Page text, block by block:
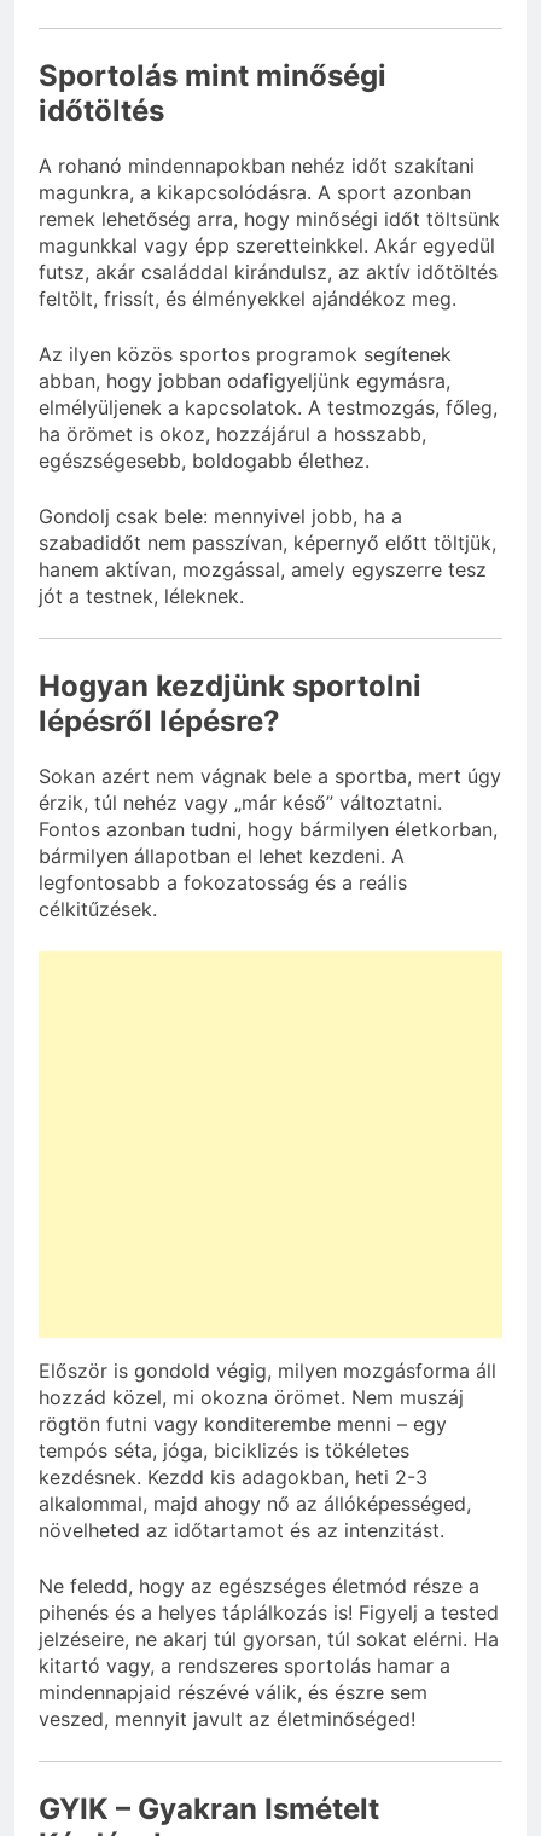
Sportolás mint minőségi
időtöltés
A rohanó mindennapokban nehéz időt szakítani
magunkra, a kikapcsolódásra. A sport azonban
remek lehetőség arra, hogy minőségi időt töltsünk
magunkkal vagy épp szeretteinkkel. Akár egyedül
futsz, akár családdal kirándulsz, az aktív időtöltés
feltölt, frissít, és élményekkel ajándékoz meg.
Az ilyen közös sportos programok segítenek
abban, hogy jobban odafigyeljünk egymásra,
elmélyüljenek a kapcsolatok. A testmozgás, főleg,
ha örömet is okoz, hozzájárul a hosszabb,
egészségesebb, boldogabb élethez.
Gondolj csak bele: mennyivel jobb, ha a
szabadidőt nem passzívan, képernyő előtt töltjük,
hanem aktívan, mozgással, amely egyszerre tesz
jót a testnek, léleknek.
Hogyan kezdjünk sportolni
lépésről lépésre?
Sokan azért nem vágnak bele a sportba, mert úgy
érzik, túl nehéz vagy „már késő” változtatni.
Fontos azonban tudni, hogy bármilyen életkorban,
bármilyen állapotban el lehet kezdeni. A
legfontosabb a fokozatosság és a reális
célkitűzések.
Először is gondold végig, milyen mozgásforma áll
hozzád közel, mi okozna örömet. Nem muszáj
rögtön futni vagy konditerembe menni – egy
tempós séta, jóga, biciklizés is tökéletes
kezdésnek. Kezdd kis adagokban, heti 2-3
alkalommal, majd ahogy nő az állóképességed,
növelheted az időtartamot és az intenzitást.
Ne feledd, hogy az egészséges életmód része a
pihenés és a helyes táplálkozás is! Figyelj a tested
jelzéseire, ne akarj túl gyorsan, túl sokat elérni. Ha
kitartó vagy, a rendszeres sportolás hamar a
mindennapjaid részévé válik, és észre sem
veszed, mennyit javult az életminőséged!
GYIK – Gyakran Ismételt